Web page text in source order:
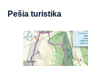
Pešia turistika